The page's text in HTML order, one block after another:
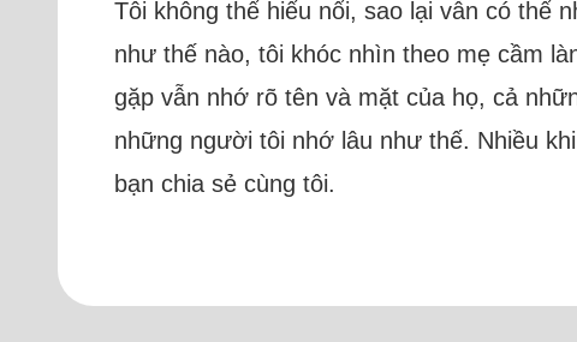
Tôi không thể hiểu nổi, sao lại vẫn có thể
như thế nào, tôi khóc nhìn theo mẹ cầm
gặp vẫn nhớ rõ tên và mặt của họ, cả
những người tôi nhớ lâu như thế. Nhiều
bạn chia sẻ cùng tôi.